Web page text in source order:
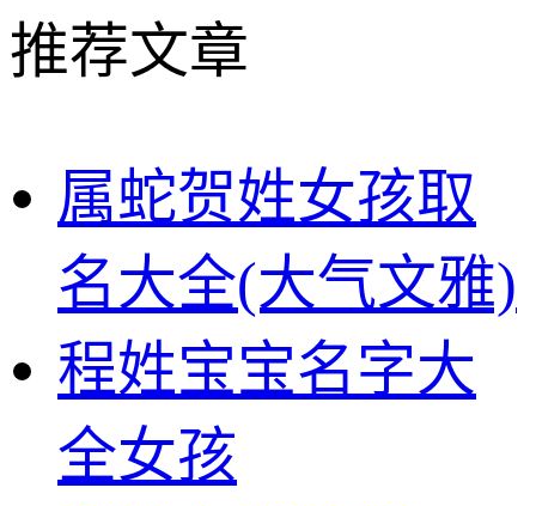
推荐文章
属蛇贺姓女孩取
名大全(大气文雅)
程姓宝宝名字大
全女孩